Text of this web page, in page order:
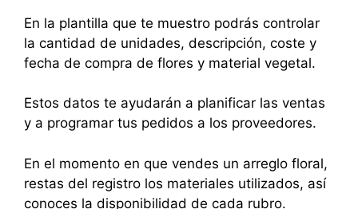
En la plantilla que te muestro podrás controlar
la cantidad de unidades, descripción, coste y
fecha de compra de flores y material vegetal.
Estos datos te ayudarán a planificar las ventas
y a programar tus pedidos a los proveedores.
En el momento en que vendes un arreglo floral,
restas del registro los materiales utilizados, así
conoces la disponibilidad de cada rubro.